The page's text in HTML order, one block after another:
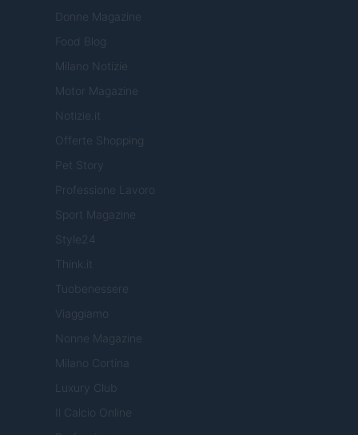
Donne Magazine
Food Blog
Milano Notizie
Motor Magazine
Notizie.it
Offerte Shopping
Pet Story
Professione Lavoro
Sport Magazine
Style24
Think.it
Tuobenessere
Viaggiamo
Nonne Magazine
Milano Cortina
Luxury Club
Il Calcio Online